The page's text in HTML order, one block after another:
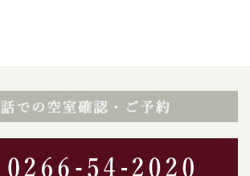
る無料参拝バス（事前予約制）
をご用意
Fi